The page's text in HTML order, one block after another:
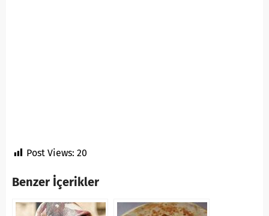
Post Views: 20
Benzer İçerikler